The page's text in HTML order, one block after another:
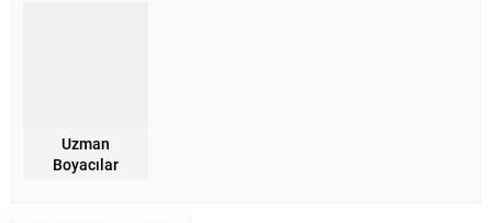
Uzman
Boyacılar